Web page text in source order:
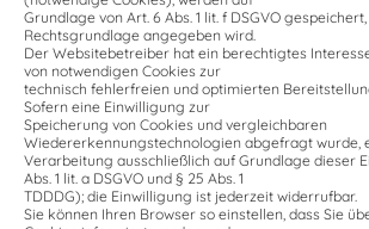
Grundlage von Art. 6 Abs. 1 lit. f DSGVO
Rechtsgrundlage angegeben wird.
Der Websitebetreiber hat ein berechtigtes
von notwendigen Cookies zur
technisch fehlerfreien und optimierten
Sofern eine Einwilligung zur
Speicherung von Cookies und vergleichbaren
Wiedererkennungstechnologien abgefragt wurde,
Verarbeitung ausschließlich auf Grundlage dieser
Abs. 1 lit. a DSGVO und § 25 Abs. 1
TDDDG); die Einwilligung ist jederzeit widerrufbar.
Sie können Ihren Browser so einstellen, dass Sie